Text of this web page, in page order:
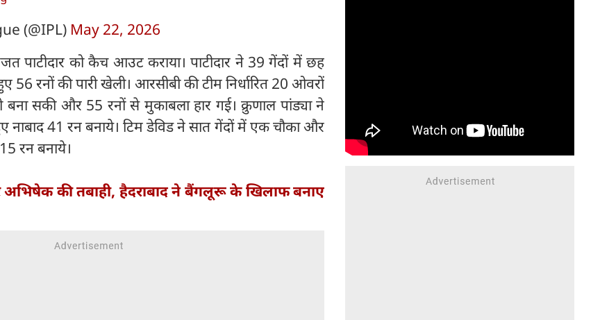
(@IPL) May 22, 2026
पाटीदार को कैच आउट कराया। पाटीदार ने 39 गेंदों में छह
रनों की पारी खेली। आरसीबी की टीम निर्धारित 20 ओवरों
सकी और 55 रनों से मुकाबला हार गई। क्रुणाल पांड्या ने
नाबाद 41 रन बनाये। टिम डेविड ने सात गेंदों में एक चौका और
रन बनाये।
की तबाही, हैदराबाद ने बैंगलूरू के खिलाफ बनाए